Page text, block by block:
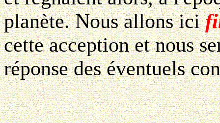
planète. Nous allons ici
cette acception et nous
réponse des éventuels